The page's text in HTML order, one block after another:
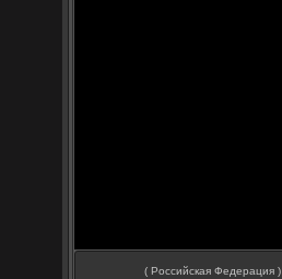
( Российская Федерация )